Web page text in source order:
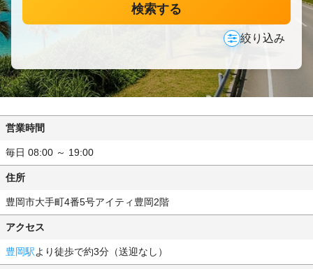
検索する
絞り込み
営業時間
毎日 08:00 ～ 19:00
住所
豊岡市大手町4番5号アイティ豊岡2階
アクセス
豊岡駅より徒歩で約3分（送迎なし）